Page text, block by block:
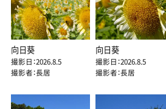
向日葵
撮影日：2026.8.5
撮影者：長居
向日葵
撮影日：2026.8.5
撮影者：長居